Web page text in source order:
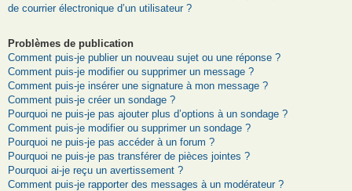
de courrier électronique d’un utilisateur ?
Problèmes de publication
Comment puis-je publier un nouveau sujet ou une réponse ?
Comment puis-je modifier ou supprimer un message ?
Comment puis-je insérer une signature à mon message ?
Comment puis-je créer un sondage ?
Pourquoi ne puis-je pas ajouter plus d’options à un sondage ?
Comment puis-je modifier ou supprimer un sondage ?
Pourquoi ne puis-je pas accéder à un forum ?
Pourquoi ne puis-je pas transférer de pièces jointes ?
Pourquoi ai-je reçu un avertissement ?
Comment puis-je rapporter des messages à un modérateur ?